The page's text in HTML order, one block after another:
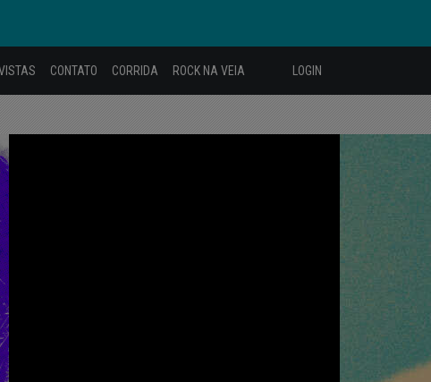
CONTATO CORRIDA ROCK NA VEIA LOGIN